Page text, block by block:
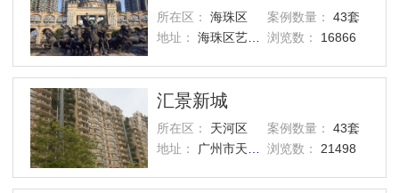
所在区： 海珠区 案例数量：
43套
地址：
海珠区艺洲路灏景街1号 浏览数： 16866
汇景新城
所在区： 天河区 案例数量：
43套
地址：
广州市天河区汇景路五山街 浏览数： 21498